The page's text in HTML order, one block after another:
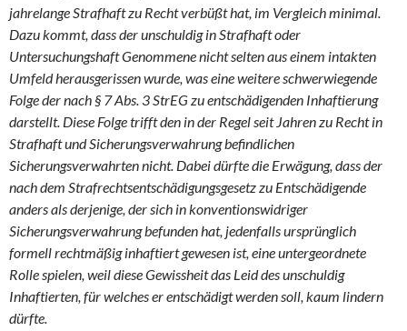
jahrelange Strafhaft zu Recht verbüßt hat, im Vergleich minimal.
Dazu kommt, dass der unschuldig in Strafhaft oder
Untersuchungshaft Genommene nicht selten aus einem intakten
Umfeld herausgerissen wurde, was eine weitere schwerwiegende
Folge der nach § 7 Abs. 3 StrEG zu entschädigenden Inhaftierung
darstellt. Diese Folge trifft den in der Regel seit Jahren zu Recht in
Strafhaft und Sicherungsverwahrung befindlichen
Sicherungsverwahrten nicht. Dabei dürfte die Erwägung, dass der
nach dem Strafrechtsentschädigungsgesetz zu Entschädigende
anders als derjenige, der sich in konventionswidriger
Sicherungsverwahrung befunden hat, jedenfalls ursprünglich
formell rechtmäßig inhaftiert gewesen ist, eine untergeordnete
Rolle spielen, weil diese Gewissheit das Leid des unschuldig
Inhaftierten, für welches er entschädigt werden soll, kaum lindern
dürfte.